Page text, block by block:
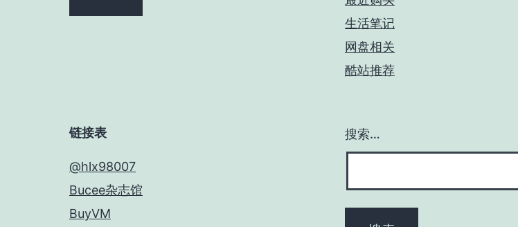
生活笔记
网盘相关
酷站推荐
链接表
@hlx98007
Bucee杂志馆
BuyVM
搜索…